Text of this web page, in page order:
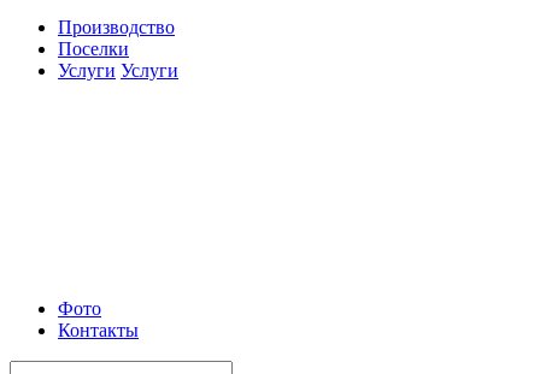
Производство
Поселки
Услуги Услуги
Фото
Контакты